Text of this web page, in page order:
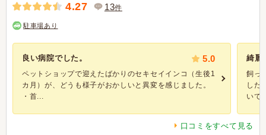
4.27 13件
駐車場あり
良い病院でした。 5.0
ペットショップで迎えたばかりのセキセイインコ（生後1
カ月）が、どうも様子がおかしいと異変を感じました。
・首...
綺麗
飼っ
した
いて
口コミをすべて見る